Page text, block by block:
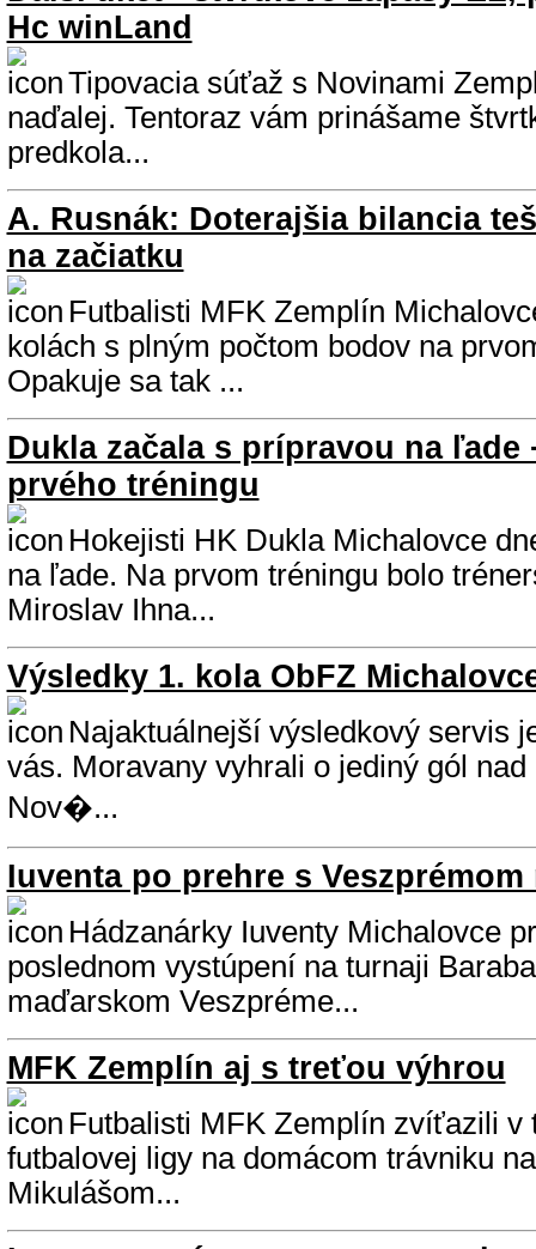
Hc winLand
Tipovacia súťaž s Novinami
naďalej. Tentoraz vám prinášame
predkola...
A. Rusnák: Doterajšia bilancia
na začiatku
Futbalisti MFK Zemplín
kolách s plným počtom bodov na
Opakuje sa tak ...
Dukla začala s prípravou na ľade
prvého tréningu
Hokejisti HK Dukla Michalovce
na ľade. Na prvom tréningu bolo
Miroslav Ihna...
Výsledky 1. kola ObFZ
Najaktuálnejší výsledkový servis
vás. Moravany vyhrali o jediný gól
Nov�...
Iuventa po prehre s
Hádzanárky Iuventy Michalovce
poslednom vystúpení na turnaji
maďarskom Veszpréme...
MFK Zemplín aj s treťou výhrou
Futbalisti MFK Zemplín zvíťazili v
futbalovej ligy na domácom trávniku
Mikulášom...